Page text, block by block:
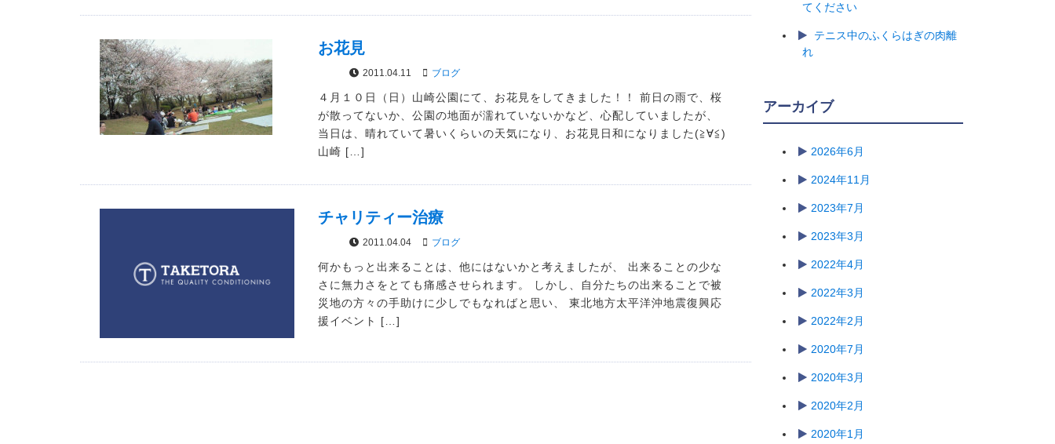
お花見
2011.04.11 ブログ
４月１０日（日）山崎公園にて、お花見をしてきました！！ 前日の雨で、桜
が散ってないか、公園の地面が濡れていないかなど、心配していましたが、
当日は、晴れていて暑いくらいの天気になり、お花見日和になりました(≧∀≦)
山崎 […]
チャリティー治療
2011.04.04 ブログ
何かもっと出来ることは、他にはないかと考えましたが、 出来ることの少な
さに無力さをとても痛感させられます。 しかし、自分たちの出来ることで被
災地の方々の手助けに少しでもなればと思い、 東北地方太平洋沖地震復興応
援イベント […]
てください
テニス中のふくらはぎの肉離
れ
アーカイブ
2026年6月
2024年11月
2023年7月
2023年3月
2022年4月
2022年3月
2022年2月
2020年7月
2020年3月
2020年2月
2020年1月